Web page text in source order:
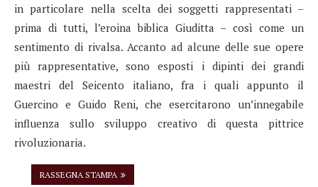
in particolare nella scelta dei soggetti rappresentati –
prima di tutti, l’eroina biblica Giuditta – così come un
sentimento di rivalsa. Accanto ad alcune delle sue opere
più rappresentative, sono esposti i dipinti dei grandi
maestri del Seicento italiano, fra i quali appunto il
Guercino e Guido Reni, che esercitarono un’innegabile
influenza sullo sviluppo creativo di questa pittrice
rivoluzionaria.
RASSEGNA STAMPA